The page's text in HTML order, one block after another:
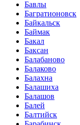
Бавлы
Багратионовск
Байкальск
Баймак
Бакал
Баксан
Балабаново
Балаково
Балахна
Балашиха
Балашов
Балей
Балтийск